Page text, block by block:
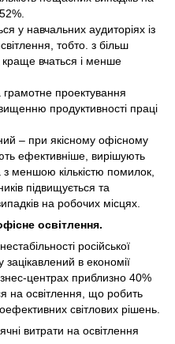
у навчальних аудиторіях із
тобто. з більш
краще вчаться і менше
грамотне проектування
продуктивності праці
– при якісному офісному
ефективніше, вирішують
меншою кількістю помилок,
підвищується та
на робочих місцях.
освітлення.
російської
зацікавлений в економії
центрах приблизно 40%
на освітлення, що робить
світлових рішень.
витрати на освітлення